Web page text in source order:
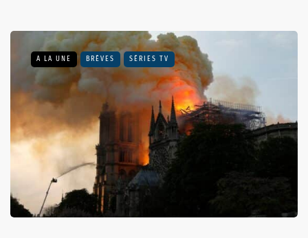
A LA UNE BRÈVES SÉRIES TV